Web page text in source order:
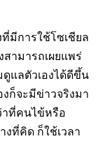
ที่มีการใช้โซเชียล
ามารถเผยแพร่
แลตัวเองได้ดีขึ้น
ก็จะมีข่าวจริงมา
าที่คนไข้หรือ
ที่คิด ก็ใช้เวลา